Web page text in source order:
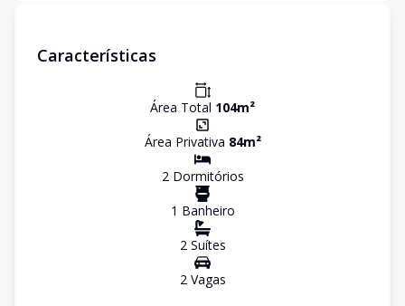
Características
Área Total 104m²
Área Privativa 84m²
2Dormitórios
1 Banheiro
2Suítes
2Vagas